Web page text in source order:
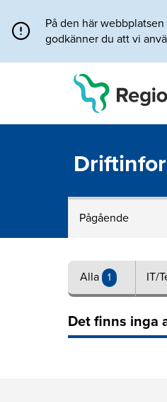
På den här
godkänner du att vi
Pågående
Alla 1 IT/
Det finns inga